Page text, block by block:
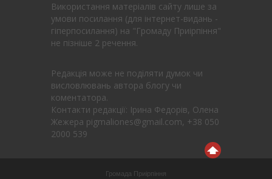
Використання матеріалів сайту лише за
умови посилання (для інтернет-видань -
гіперпосилання) на "Громаду Приірпіння"
не пізніше 2 речення.
Редакція може не поділяти думок чи
висловлювань автора блогу чи
коментатора.
Контакти редакції: Ірина Федорів, Олена
Жежера pigmaliones@gmail.com, +38 050
2000 539
Громада Приірпіння